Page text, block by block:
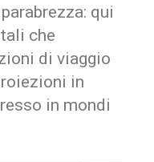
qui
che
di viaggio
in
in mondi